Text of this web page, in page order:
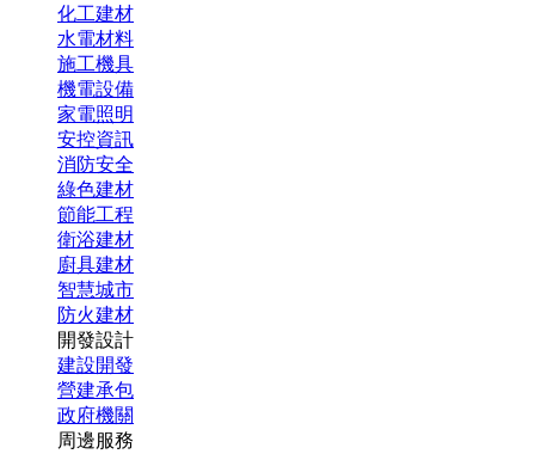
化工建材
水電材料
施工機具
機電設備
家電照明
安控資訊
消防安全
綠色建材
節能工程
衛浴建材
廚具建材
智慧城市
防火建材
開發設計
建設開發
營建承包
政府機關
周邊服務